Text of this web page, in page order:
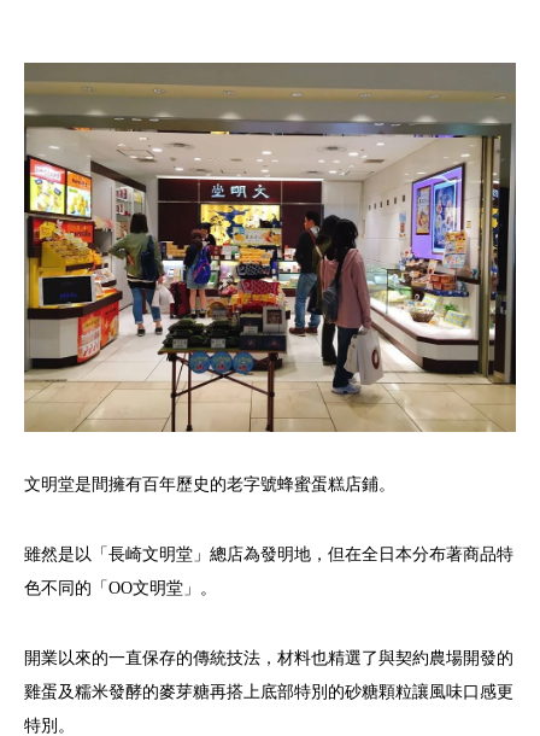
文明堂是間擁有百年歷史的老字號蜂蜜蛋糕店鋪。
雖然是以「長崎文明堂」總店為發明地，但在全日本分布著商品特
色不同的「OO文明堂」。
開業以來的一直保存的傳統技法，材料也精選了與契約農場開發的
雞蛋及糯米發酵的麥芽糖再搭上底部特別的砂糖顆粒讓風味口感更
特別。